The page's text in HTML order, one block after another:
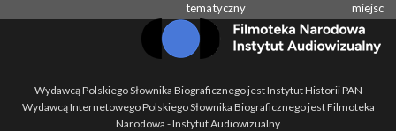
tematyczny
miejsc
Wydawcą Polskiego Słownika Biograficznego jest Instytut Historii PAN
Wydawcą Internetowego Polskiego Słownika Biograficznego jest Filmoteka
Narodowa - Instytut Audiowizualny